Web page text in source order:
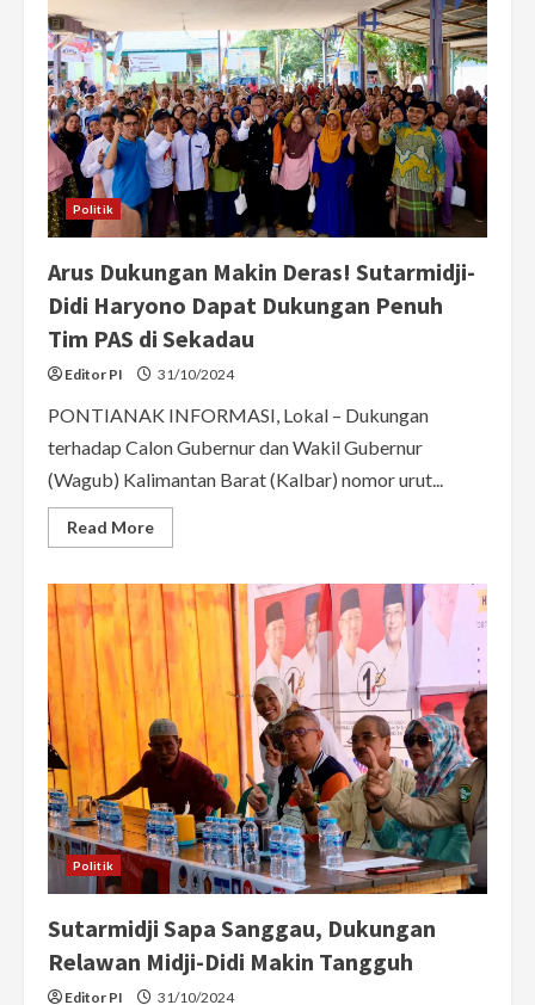
untuk
Dorong
Kesetaraan
Aksesnya
Politik
Arus Dukungan Makin Deras! Sutarmidji-
Didi Haryono Dapat Dukungan Penuh
Tim PAS di Sekadau
Editor PI 31/10/2024
PONTIANAK INFORMASI, Lokal – Dukungan
terhadap Calon Gubernur dan Wakil Gubernur
(Wagub) Kalimantan Barat (Kalbar) nomor urut...
Read MoreRead
more
Dukungan
Makin
Deras!
Sutarmidji-
Didi
Haryono
Dapat
Dukungan
Penuh
Tim
PAS
di
Sekadau
Politik
Sutarmidji Sapa Sanggau, Dukungan
Relawan Midji-Didi Makin Tangguh
Editor PI 31/10/2024